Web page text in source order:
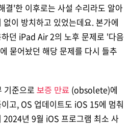
결'한 이후로는 사설 수리라도 알아
이 방치하고 있었는데요. 본가에
던 iPad Air 2의 노후 문제로 '다음
묻어놨던 해당 문제를 다시 들추
기준으로 보증 만료 (obsolete)에
고, OS 업데이트도 iOS 15에 멈춰
2024년 9월 iOS 프로그램 최소 사